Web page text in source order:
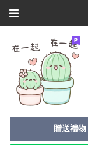
贈送禮物